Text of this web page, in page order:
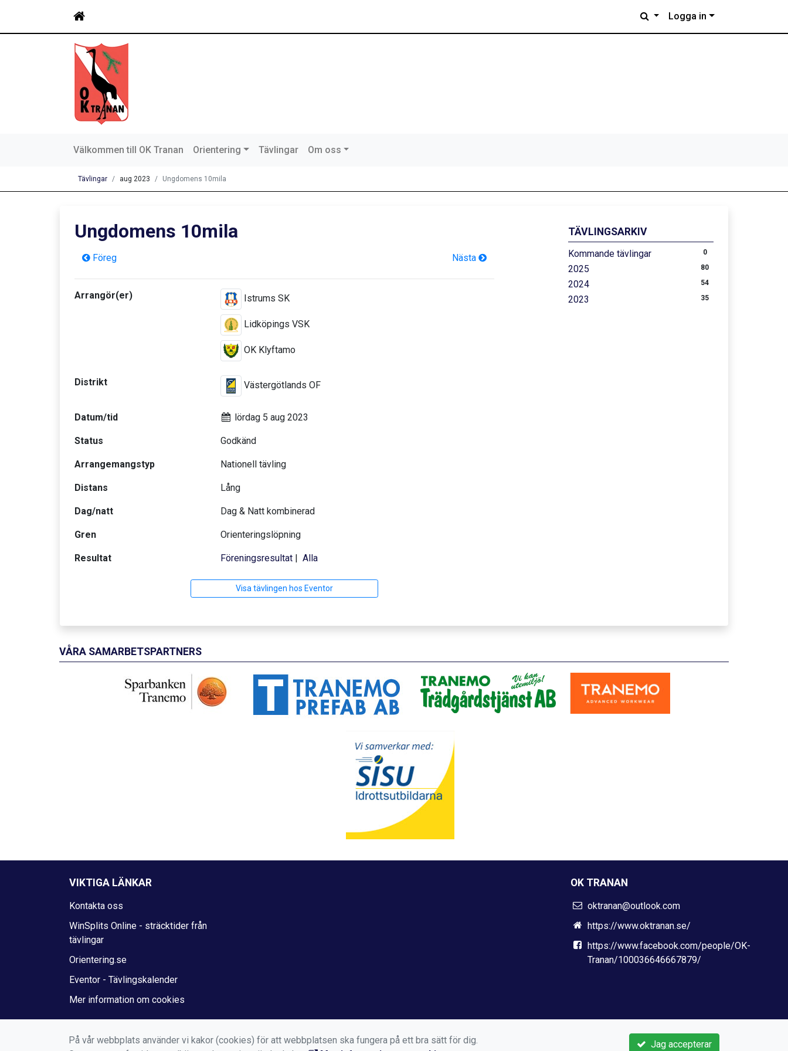
Logga in
Välkommen till OK Tranan Orientering Tävlingar Om oss
Tävlingar aug 2023 Ungdomens 10mila
TÄVLINGSARKIV
Kommande tävlingar 0
2025 80
2024 54
2023 35
Ungdomens 10mila
Föreg Nästa
Arrangör(er) Istrums SK
Lidköpings VSK
OK Klyftamo
Distrikt Västergötlands OF
Datum/tid lördag 5 aug 2023
Status Godkänd
Arrangemangstyp Nationell tävling
Distans Lång
Dag/natt Dag & Natt kombinerad
Gren Orienteringslöpning
Resultat Föreningsresultat| Alla
Visa tävlingen hos Eventor
VÅRA SAMARBETSPARTNERS
VIKTIGA LÄNKAR
Kontakta oss
WinSplits Online - sträcktider från
tävlingar
Orientering.se
Eventor - Tävlingskalender
Mer information om cookies
OK TRANAN
oktranan@outlook.com
https://www.oktranan.se/
https://www.facebook.com/people/OK-
Tranan/100036646667879/
Jag accepterar
På vår webbplats använder vi kakor (cookies) för att webbplatsen ska fungera på ett bra sätt för dig.